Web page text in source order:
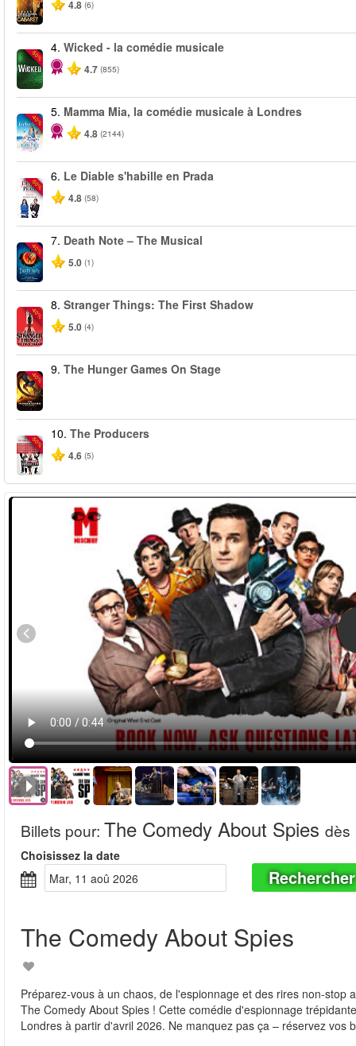
4.8 (6)
-50%
4. Wicked - la comédie musicale
4.7 (855)
-40%
5. Mamma Mia, la comédie musicale à Londres
4.8 (2144)
-50%
6. Le Diable s'habille en Prada
4.8 (58)
-40%
7. Death Note – The Musical
5.0 (1)
-40%
8. Stranger Things: The First Shadow
5.0 (4)
-40%
9. The Hunger Games On Stage
-50%
10. The Producers
4.6 (5)
Billets pour: The Comedy About Spies dès
Choisissez la date
mar, 11 aoû 2026
Rechercher
The Comedy About Spies
Préparez-vous à un chaos, de l'espionnage et des rires non-
The Comedy About Spies ! Cette comédie d'espionnage
Londres à partir d'avril 2026. Ne manquez pas ça – réservez